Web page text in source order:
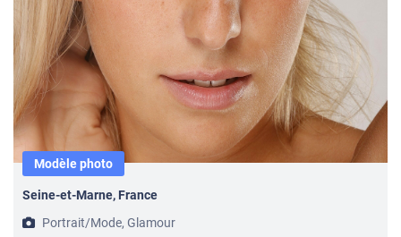
Modèle photo
Seine-et-Marne, France
Portrait/Mode, Glamour